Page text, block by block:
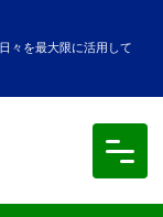
々を最大限に活用して